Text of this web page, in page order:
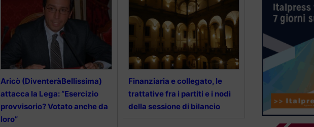
Aricò (DiventeràBellissima)
attacca la Lega: “Esercizio
provvisorio? Votato anche da
loro”
Finanziaria e collegato, le
trattative fra i partiti e i nodi
della sessione di bilancio